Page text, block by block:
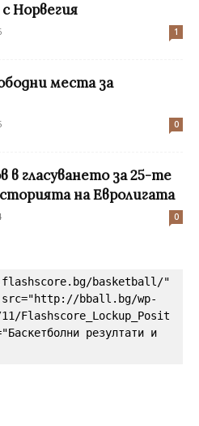
Норвегия
1
места за
0
в гласуването за 25-те
на Евролигата
0
basketball/"
src="http://bball.bg/wp-
Flashscore_Lockup_Posit
резултати и